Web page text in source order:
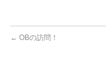
← OBの訪問！